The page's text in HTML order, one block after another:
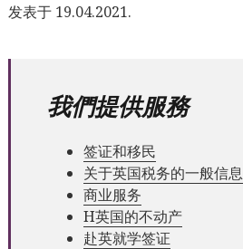
发表于 19.04.2021.
我們提供服務
签证和移民
关于英国税务的一般信息
商业服务
Н英国的不动产
赴英就学签证